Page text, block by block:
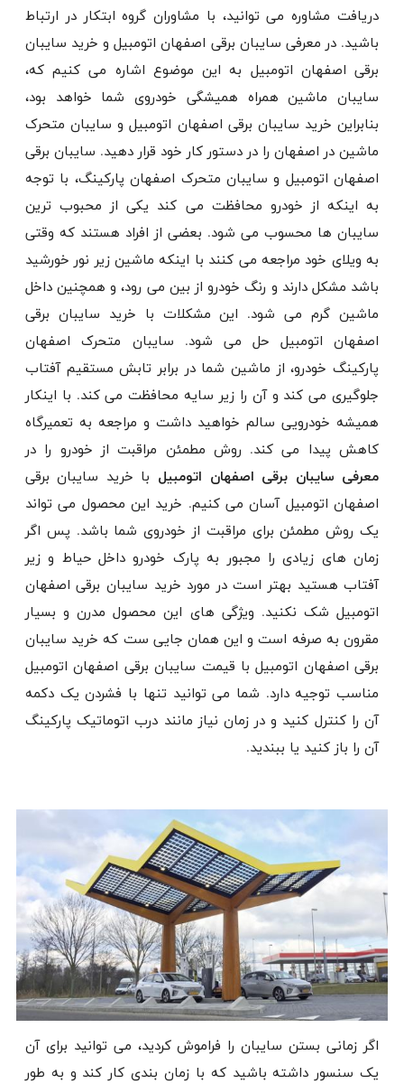
دریافت مشاوره می توانید، با مشاوران گروه ابتکار در ارتباط
باشید. در معرفی سایبان برقی اصفهان اتومبیل و خرید سایبان
برقی اصفهان اتومبیل به این موضوع اشاره می کنیم که،
سایبان ماشین همراه همیشگی خودروی شما خواهد بود،
بنابراین خرید سایبان برقی اصفهان اتومبیل و سایبان متحرک
ماشین در اصفهان را در دستور کار خود قرار دهید. سایبان برقی
اصفهان اتومبیل و سایبان متحرک اصفهان پارکینگ، با توجه
به اینکه از خودرو محافظت می کند یکی از محبوب ترین
سایبان ها محسوب می شود. بعضی از افراد هستند که وقتی
به ویلای خود مراجعه می کنند با اینکه ماشین زیر نور خورشید
باشد مشکل دارند و رنگ خودرو از بین می رود، و همچنین داخل
ماشین گرم می شود. این مشکلات با خرید سایبان برقی
اصفهان اتومبیل حل می شود. سایبان متحرک اصفهان
پارکینگ خودرو، از ماشین شما در برابر تابش مستقیم آفتاب
جلوگیری می کند و آن را زیر سایه محافظت می کند. با اینکار
همیشه خودرویی سالم خواهید داشت و مراجعه به تعمیرگاه
کاهش پیدا می کند. روش مطمئن مراقبت از خودرو را در
معرفی سایبان برقی اصفهان اتومبیل با خرید سایبان برقی
اصفهان اتومبیل آسان می کنیم. خرید این محصول می تواند
یک روش مطمئن برای مراقبت از خودروی شما باشد. پس اگر
زمان های زیادی را مجبور به پارک خودرو داخل حیاط و زیر
آفتاب هستید بهتر است در مورد خرید سایبان برقی اصفهان
اتومبیل شک نکنید. ویژگی های این محصول مدرن و بسیار
مقرون به صرفه است و این همان جایی ست که خرید سایبان
برقی اصفهان اتومبیل با قیمت سایبان برقی اصفهان اتومبیل
مناسب توجیه دارد. شما می توانید تنها با فشردن یک دکمه
آن را کنترل کنید و در زمان نیاز مانند درب اتوماتیک پارکینگ
آن را باز کنید یا ببندید.
اگر زمانی بستن سایبان را فراموش کردید، می توانید برای آن
یک سنسور داشته باشید که با زمان بندی کار کند و به طور